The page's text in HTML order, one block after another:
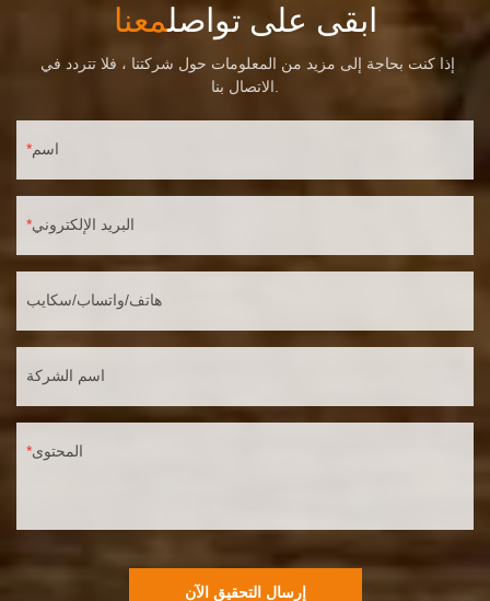
ابقى على تواصلمعنا
اسم
البريد الإلكتروني
هاتف/واتساب/سكايب
اسم الشركة
المحتوى
إرسال التحقيق الآن